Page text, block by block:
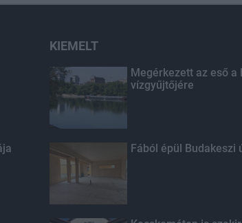
KIEMELT
Megérkezett az eső a
vízgyűjtőjére
Fából épül Budakeszi